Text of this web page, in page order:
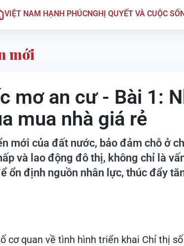
VIỆT NAM HẠNH PHÚCNGHỊ QUYẾT VÀ CUỘC
mới
mơ an cư - Bài 1:
mua nhà giá rẻ
mới của đất nước, bảo đảm chỗ ở
và lao động đô thị, không chỉ là
ổn định nguồn nhân lực, thúc đẩy
cơ quan về tình hình triển khai Chỉ thị